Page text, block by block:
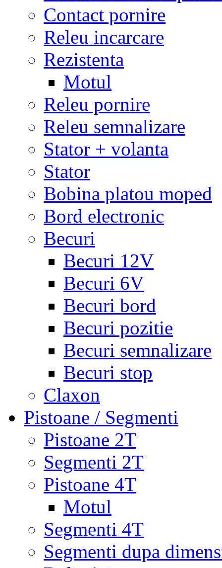
Contact pornire
Releu incarcare
Rezistenta
Motul
Releu pornire
Releu semnalizare
Stator + volanta
Stator
Bobina platou moped
Bord electronic
Becuri
Becuri 12V
Becuri 6V
Becuri bord
Becuri pozitie
Becuri semnalizare
Becuri stop
Claxon
Pistoane / Segmenti
Pistoane 2T
Segmenti 2T
Pistoane 4T
Motul
Segmenti 4T
Segmenti dupa